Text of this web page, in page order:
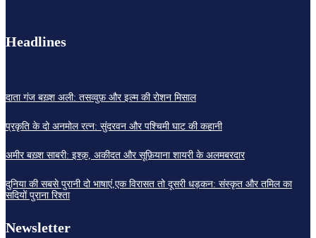
Headlines
दाता गंज बख़्श अली: तसव्वुफ़ और इल्म की रोशन मिसाल
प्रकृति के दो अनमोल रत्न: सुंदरवन और पश्चिमी घाट की कहानी
अमीर बख़्श साबरी: इश्क़, अकीदत और सूफ़ियाना शायरी के अलमबरदार
दुनिया की सबसे पुरानी दो भाषाएं,एक विरासत तो दूसरी धड़कन: संस्कृत और तमिल का
सदियों पुराना रिश्ता
Newsletter